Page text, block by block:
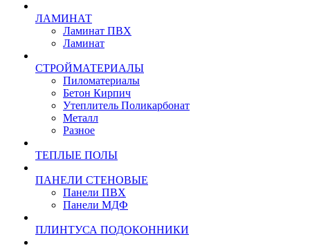
ЛАМИНАТ
Ламинат ПВХ
Ламинат
СТРОЙМАТЕРИАЛЫ
Пиломатериалы
Бетон Кирпич
Утеплитель Поликарбонат
Металл
Разное
ТЕПЛЫЕ ПОЛЫ
ПАНЕЛИ СТЕНОВЫЕ
Панели ПВХ
Панели МДФ
ПЛИНТУСА ПОДОКОННИКИ